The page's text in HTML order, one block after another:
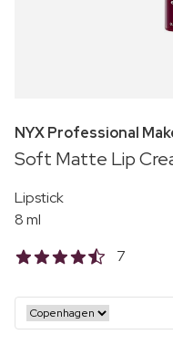
NYX Professional
Soft Matte Lip
Lipstick
8 ml
7